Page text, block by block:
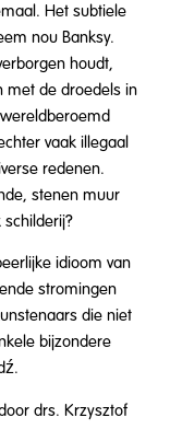
Het subtiele
nou Banksy.
houdt,
met de droedels in
vaak illegaal
redenen.
stenen muur
idioom van
stromingen
die niet
bijzondere
drs. Krzysztof